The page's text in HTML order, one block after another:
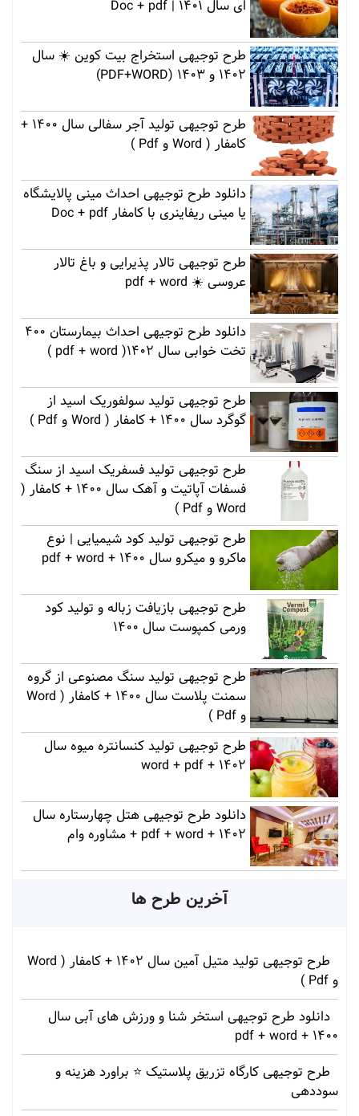
ای سال 1401 | Doc + pdf
طرح توجیهی استخراج بیت کوین ☀️ سال
1402 و 1403 (PDF+WORD)
طرح توجیهی تولید آجر سفالی سال 1400 +
کامفار ( Word و Pdf )
دانلود طرح توجیهی احداث مینی پالایشگاه
یا مینی ریفاینری با کامفار Doc + pdf
طرح توجیهی تالار پذیرایی و باغ تالار
عروسی ☀️ pdf + word
دانلود طرح توجیهی احداث بیمارستان 400
تخت خوابی سال 1402( pdf + word )
طرح توجیهی تولید سولفوریک اسید از
گوگرد سال 1400 + کامفار ( Word و Pdf )
طرح توجیهی تولید فسفریک اسید از سنگ
فسفات آپاتیت و آهک سال 1400 + کامفار (
Word و Pdf )
طرح توجیهی تولید کود شیمیایی | نوع
ماکرو و میکرو سال 1400 + pdf + word
طرح توجیهی بازیافت زباله و تولید کود
ورمی کمپوست سال 1400
طرح توجیهی تولید سنگ مصنوعی از گروه
سمنت پلاست سال 1400 + کامفار ( Word
و Pdf )
طرح توجیهی تولید کنسانتره میوه سال
1402 + word + pdf
دانلود طرح توجیهی هتل چهارستاره سال
1402 + pdf + word + مشاوره وام
آخرین طرح ها
طرح توجیهی تولید متیل آمین سال 1402 + کامفار ( Word
و Pdf )
دانلود طرح توجیهی استخر شنا و ورزش های آبی سال
1400 + pdf + word
طرح توجیهی کارگاه تزریق پلاستیک ⭐ براورد هزینه و
سوددهی